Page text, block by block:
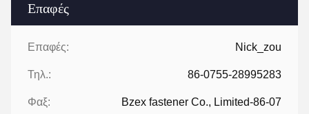
Επαφές
Επαφές: Nick_zou
Τηλ.: 86-0755-28995283
Φαξ: Bzex fastener Co., Limited-86-07